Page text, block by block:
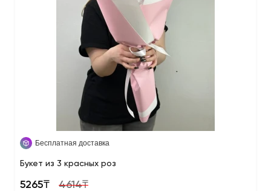
Бесплатная доставка
Букет из 3 красных роз
5265₸ 4614₸